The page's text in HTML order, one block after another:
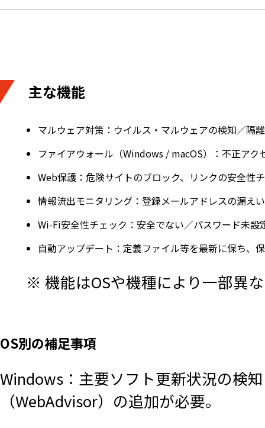
主な機能
マルウェア対策：ウイルス・マルウェアの検知／隔
ファイアウォール（Windows / macOS）：不正アク
Web保護：危険サイトのブロック、リンクの安全性
情報流出モニタリング：登録メールアドレスの漏え
Wi‑Fi安全性チェック：安全でない／パスワード未設
自動アップデート：定義ファイル等を最新に保ち、
※ 機能はOSや機種により一部異
OS別の補足事項
Windows：主要ソフト更新状況の検
（WebAdvisor）の追加が必要。